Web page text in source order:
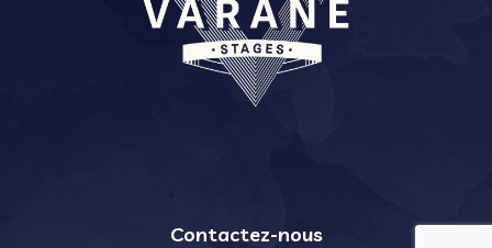
Contactez-nous